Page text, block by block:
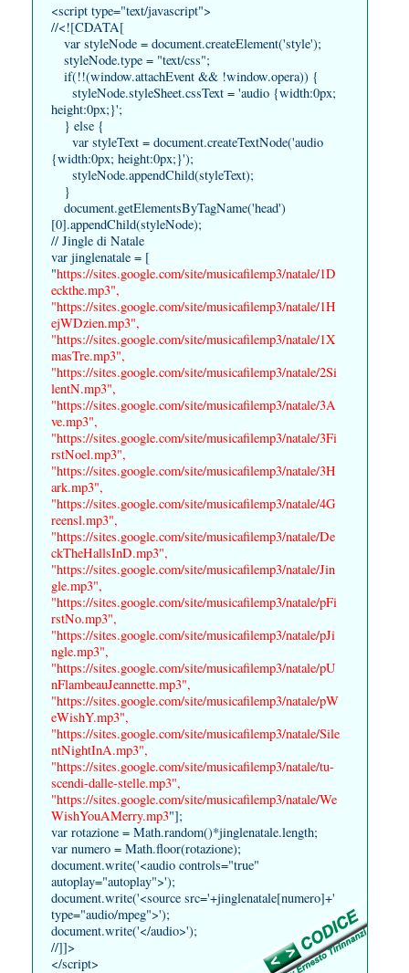
<script type="text/javascript">
//<![CDATA[
var styleNode = document.createElement('style');
styleNode.type = "text/css";
if(!!(window.attachEvent && !window.opera)) {
styleNode.styleSheet.cssText = 'audio {width:0px;
height:0px;}';
} else {
var styleText = document.createTextNode('audio
{width:0px; height:0px;}');
styleNode.appendChild(styleText);
}
document.getElementsByTagName('head')
[0].appendChild(styleNode);
// Jingle di Natale
var jinglenatale = [
"https://sites.google.com/site/musicafilemp3/natale/1D
eckthe.mp3",
"https://sites.google.com/site/musicafilemp3/natale/1H
ejWDzien.mp3",
"https://sites.google.com/site/musicafilemp3/natale/1X
masTre.mp3",
"https://sites.google.com/site/musicafilemp3/natale/2Si
lentN.mp3",
"https://sites.google.com/site/musicafilemp3/natale/3A
ve.mp3",
"https://sites.google.com/site/musicafilemp3/natale/3Fi
rstNoel.mp3",
"https://sites.google.com/site/musicafilemp3/natale/3H
ark.mp3",
"https://sites.google.com/site/musicafilemp3/natale/4G
reensl.mp3",
"https://sites.google.com/site/musicafilemp3/natale/De
ckTheHallsInD.mp3",
"https://sites.google.com/site/musicafilemp3/natale/Jin
gle.mp3",
"https://sites.google.com/site/musicafilemp3/natale/pFi
rstNo.mp3",
"https://sites.google.com/site/musicafilemp3/natale/pJi
ngle.mp3",
"https://sites.google.com/site/musicafilemp3/natale/pU
nFlambeauJeannette.mp3",
"https://sites.google.com/site/musicafilemp3/natale/pW
eWishY.mp3",
"https://sites.google.com/site/musicafilemp3/natale/Sile
ntNightInA.mp3",
"https://sites.google.com/site/musicafilemp3/natale/tu-
scendi-dalle-stelle.mp3",
"https://sites.google.com/site/musicafilemp3/natale/We
WishYouAMerry.mp3"];
var rotazione = Math.random()*jinglenatale.length;
var numero = Math.floor(rotazione);
document.write('<audio controls="true"
autoplay="autoplay">');
document.write('<source src='+jinglenatale[numero]+'
type="audio/mpeg">');
document.write('</audio>');
//]]>
</script>